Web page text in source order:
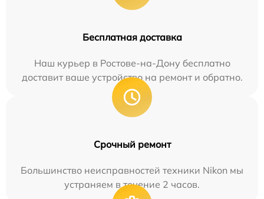
Бесплатная доставка
Наш курьер в Ростове-на-Дону бесплатно
доставит ваше устройство на ремонт и обратно.
Срочный ремонт
Большинство неисправностей техники Nikon мы
устраняем в течение 2 часов.